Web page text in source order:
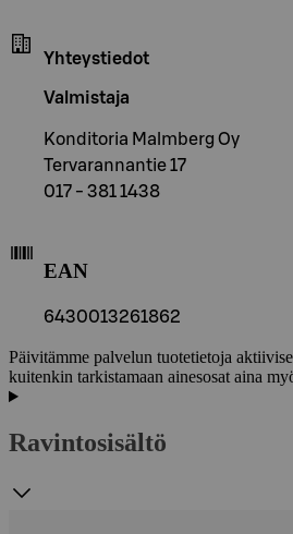
Yhteystiedot
Valmistaja
Konditoria Malmberg Oy
Tervarannantie 17
017 - 381 1438
EAN
6430013261862
Päivitämme palvelun tuotetietoja
kuitenkin tarkistamaan ainesosat aina
Ravintosisältö